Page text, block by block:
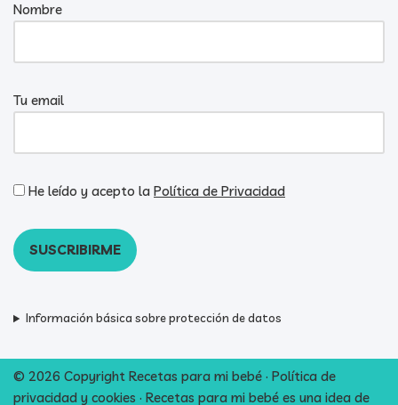
Nombre
Tu email
He leído y acepto la Política de Privacidad
Información básica sobre protección de datos
© 2026 Copyright Recetas para mi bebé · Política de
privacidad y cookies · Recetas para mi bebé es una idea de